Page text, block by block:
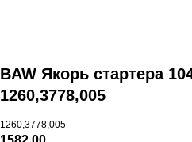
BAW Якорь стартера
1260,3778,005
1260,3778,005